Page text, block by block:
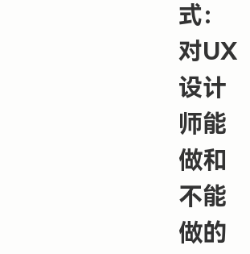
式：
对UX
设计
师能
做和
不能
做的